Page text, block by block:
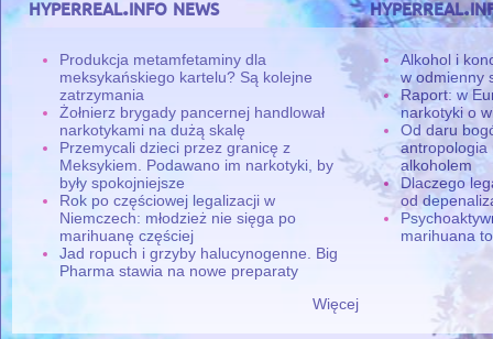
hyperreal.info news
Produkcja metamfetaminy dla
meksykańskiego kartelu? Są kolejne
zatrzymania
Żołnierz brygady pancernej handlował
narkotykami na dużą skalę
Przemycali dzieci przez granicę z
Meksykiem. Podawano im narkotyki, by
były spokojniejsze
Rok po częściowej legalizacji w
Niemczech: młodzież nie sięga po
marihuanę częściej
Jad ropuch i grzyby halucynogenne. Big
Pharma stawia na nowe preparaty
Więcej
Alkohol i
w odmienny
Raport: w
narkotyki o
Od daru
antropologia
alkoholem
Dlaczego
od
marihuana